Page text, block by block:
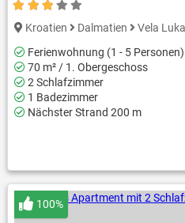
Kroatien Dalmatien
Vela Luka
Ferienwohnung (1 - 5 Personen)
70 m² / 1. Obergeschoss
2 Schlafzimmer
1 Badezimmer
Nächster Strand 200 m
100%